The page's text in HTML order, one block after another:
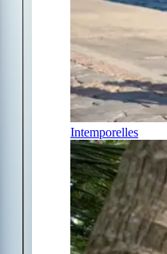
Intemporelles